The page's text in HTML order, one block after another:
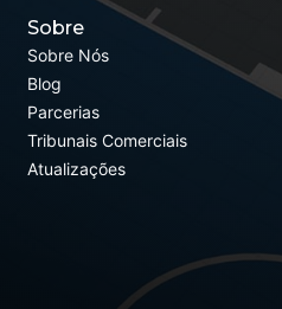
Sobre
Sobre Nós
Blog
Parcerias
Tribunais Comerciais
Atualizações